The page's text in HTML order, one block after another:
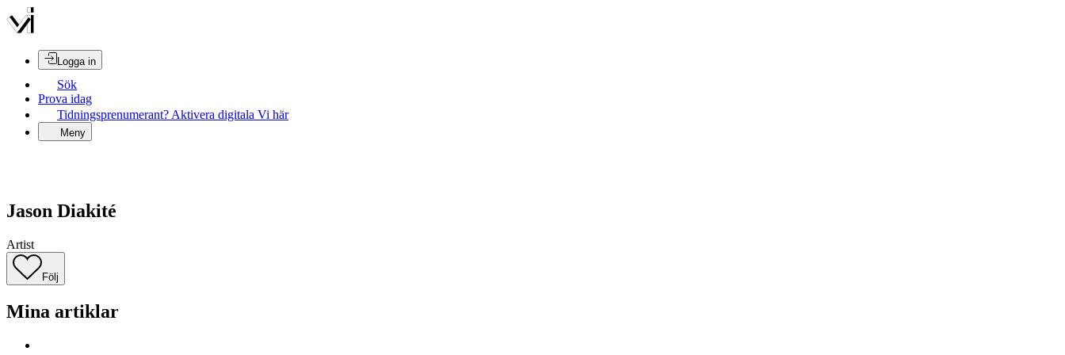
Logga in
Sök
Prova idag
Tidningsprenumerant? Aktivera digitala Vi här
Meny
Jason Diakité
Artist
Följ
Mina artiklar